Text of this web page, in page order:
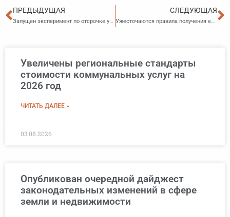
Пред
ПРЕДЫДУЩАЯ
Запущен эксперимент по отсрочке уплаты НДС при импорте
СЛЕДУЮЩАЯ
Ужесточаются правила получения единого пособия на детей
Увеличены региональные стандарты
стоимости коммунальных услуг на
2026 год
ЧИТАТЬ ДАЛЕЕ »
03.08.2026
Опубликован очередной дайджест
законодательных изменений в сфере
земли и недвижимости